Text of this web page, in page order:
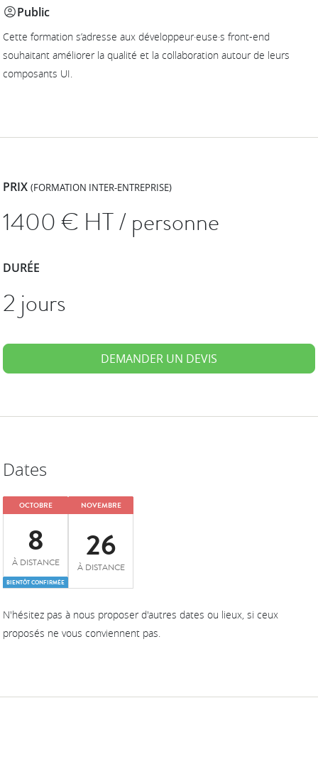
Public
Cette formation s’adresse aux développeur·euse·s front-end
souhaitant améliorer la qualité et la collaboration autour de leurs
composants UI.
PRIX(FORMATION INTER-ENTREPRISE)
1400€ HT / personne
DURÉE
2 jours
DEMANDER UN DEVIS
Dates
OCTOBRE
8
À DISTANCE
BIENTÔT CONFIRMÉE
NOVEMBRE
26
À DISTANCE
N'hésitez pas à nous proposer d'autres dates ou lieux, si ceux
proposés ne vous conviennent pas.